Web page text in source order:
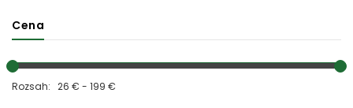
Cena
Rozsah: 26 € - 199 €